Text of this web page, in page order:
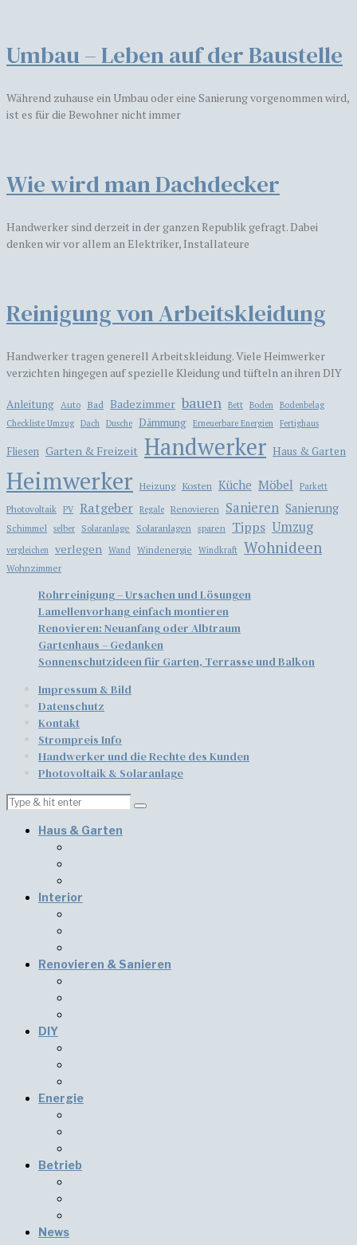
Umbau – Leben auf der Baustelle
Während zuhause ein Umbau oder eine Sanierung vorgenommen wird,
ist es für die Bewohner nicht immer
Wie wird man Dachdecker
Handwerker sind derzeit in der ganzen Republik gefragt. Dabei
denken wir vor allem an Elektriker, Installateure
Reinigung von Arbeitskleidung
Handwerker tragen generell Arbeitskleidung. Viele Heimwerker
verzichten hingegen auf spezielle Kleidung und tüfteln an ihren DIY
Anleitung Auto Bad Badezimmer bauen Bett Boden
Bodenbelag
Checkliste Umzug Dach Dusche Dämmung Erneuerbare Energien Fertighaus
Fliesen Garten & Freizeit Handwerker Haus & Garten
Heimwerker Heizung Kosten Küche Möbel Parkett
Photovoltaik PV Ratgeber Regale Renovieren Sanieren Sanierung
Schimmel selber Solaranlage Solaranlagen sparen Tipps Umzug
vergleichen verlegen Wand Windenergie Windkraft Wohnideen
Wohnzimmer
Rohrreinigung – Ursachen und Lösungen
Lamellenvorhang einfach montieren
​​Renovieren: Neuanfang oder Albtraum
Gartenhaus – Gedanken
Sonnenschutzideen für Garten, Terrasse und Balkon
Impressum & Bild
Datenschutz
Kontakt
Strompreis Info
Handwerker und die Rechte des Kunden
Photovoltaik & Solaranlage
Haus & Garten
Interior
Renovieren & Sanieren
DIY
Energie
Betrieb
News